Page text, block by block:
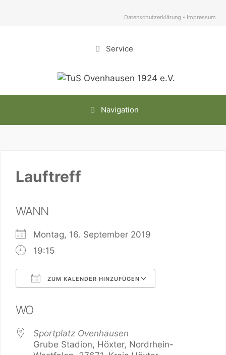
Datenschutzerklärung - Impressum
Service
Navigation
Lauftreff
WANN
Montag, 16. September 2019
19:15
ZUM KALENDER HINZUFÜGEN
WO
Sportplatz Ovenhausen
Grube Stadion, Höxter, Nordrhein-